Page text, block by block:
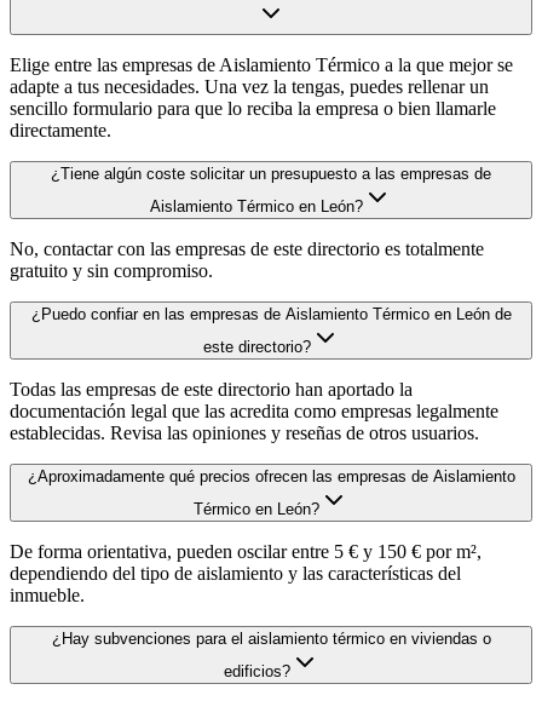
Elige entre las empresas de Aislamiento Térmico a la que mejor se
adapte a tus necesidades. Una vez la tengas, puedes rellenar un
sencillo formulario para que lo reciba la empresa o bien llamarle
directamente.
¿Tiene algún coste solicitar un presupuesto a las empresas de
Aislamiento Térmico en León?
No, contactar con las empresas de este directorio es totalmente
gratuito y sin compromiso.
¿Puedo confiar en las empresas de Aislamiento Térmico en León de
este directorio?
Todas las empresas de este directorio han aportado la
documentación legal que las acredita como empresas legalmente
establecidas. Revisa las opiniones y reseñas de otros usuarios.
¿Aproximadamente qué precios ofrecen las empresas de Aislamiento
Térmico en León?
De forma orientativa, pueden oscilar entre 5 € y 150 € por m²,
dependiendo del tipo de aislamiento y las características del
inmueble.
¿Hay subvenciones para el aislamiento térmico en viviendas o
edificios?